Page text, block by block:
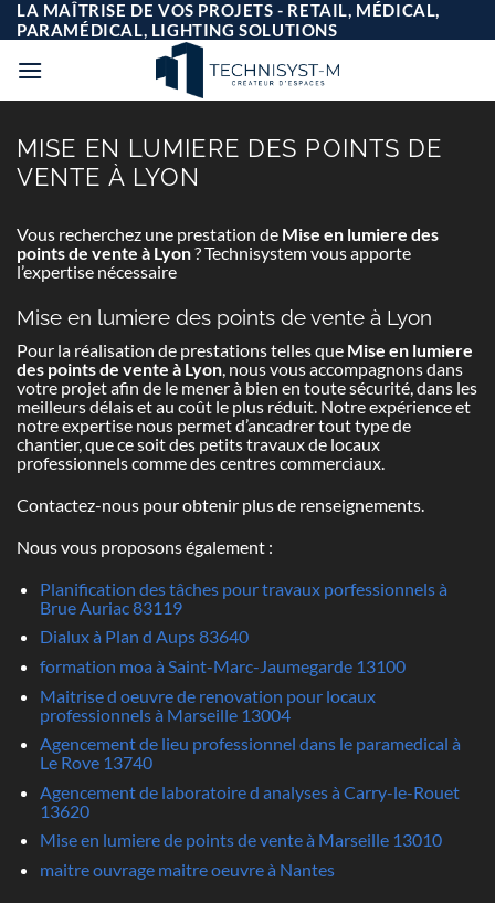
Passer
au
contenu
LA MAÎTRISE DE VOS PROJETS - RETAIL, MÉDICAL,
PARAMÉDICAL, LIGHTING SOLUTIONS
MISE EN LUMIERE DES POINTS DE
VENTE À LYON
Vous recherchez une prestation de Mise en lumiere des
points de vente à Lyon? Technisystem vous apporte
l’expertise nécessaire
Mise en lumiere des points de vente à Lyon
Pour la réalisation de prestations telles que Mise en lumiere
des points de vente à Lyon, nous vous accompagnons dans
votre projet afin de le mener à bien en toute sécurité, dans les
meilleurs délais et au coût le plus réduit. Notre expérience et
notre expertise nous permet d’ancadrer tout type de
chantier, que ce soit des petits travaux de locaux
professionnels comme des centres commerciaux.
Contactez-nous pour obtenir plus de renseignements.
Nous vous proposons également :
Planification des tâches pour travaux porfessionnels à
Brue Auriac 83119
Dialux à Plan d Aups 83640
formation moa à Saint-Marc-Jaumegarde 13100
Maitrise d oeuvre de renovation pour locaux
professionnels à Marseille 13004
Agencement de lieu professionnel dans le paramedical à
Le Rove 13740
Agencement de laboratoire d analyses à Carry-le-Rouet
13620
Mise en lumiere de points de vente à Marseille 13010
maitre ouvrage maitre oeuvre à Nantes